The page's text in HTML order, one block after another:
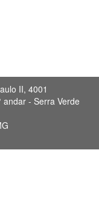
II, 4001
andar - Serra Verde